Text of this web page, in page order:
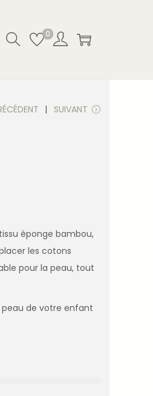
0
SUIVANT
éponge bambou,
les cotons
pour la peau, tout
de votre enfant